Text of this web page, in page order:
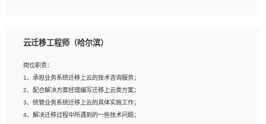
岗位要求：
2、熟悉tensorflow，keras，pytorch等常规深度学习框架，快速根据客户需求实现
有效的模型；
3、熟悉掌握至少一种编程语言，如：Python，Java；
4、 熟悉NLP相关算法与实现；
5、至少有一次及以上问答系统的项目实践，熟悉问答系统全流程开发者优先；
云迁移工程师（哈尔滨）
岗位职责：
1、承担业务系统迁移上云的技术咨询服务；
2、配合解决方案经理编写迁移上云类方案；
3、统管业务系统迁移上云的具体实施工作；
4、解决迁移过程中所遇到的一些技术问题；